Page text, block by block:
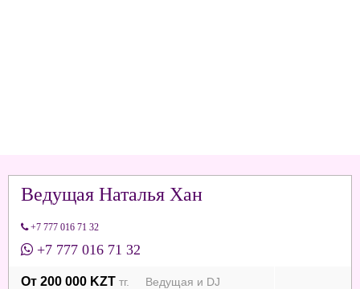
Ведущая Наталья Хан
+7 777 016 71 32
+7 777 016 71 32
От 200 000 KZT тг. Ведущая и DJ